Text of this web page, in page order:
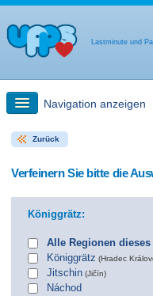
Lastminute und
Navigation anzeigen
Schnellsuche
Anderes Land
Zurück
Verfeinern Sie bitte die
Königgrätz:
Alle Regionen dieses
Königgrätz (Hradec
Jitschin (Jičín)
Náchod